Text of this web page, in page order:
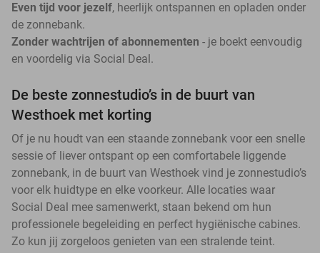
Even tijd voor jezelf, heerlijk ontspannen en opladen onder
de zonnebank.
Zonder wachtrijen of abonnementen - je boekt eenvoudig
en voordelig via Social Deal.
De beste zonnestudio’s in de buurt van
Westhoek met korting
Of je nu houdt van een staande zonnebank voor een snelle
sessie of liever ontspant op een comfortabele liggende
zonnebank, in de buurt van Westhoek vind je zonnestudio’s
voor elk huidtype en elke voorkeur. Alle locaties waar
Social Deal mee samenwerkt, staan bekend om hun
professionele begeleiding en perfect hygiënische cabines.
Zo kun jij zorgeloos genieten van een stralende teint.